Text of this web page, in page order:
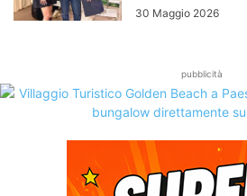
30 Maggio 2026
pubblicità